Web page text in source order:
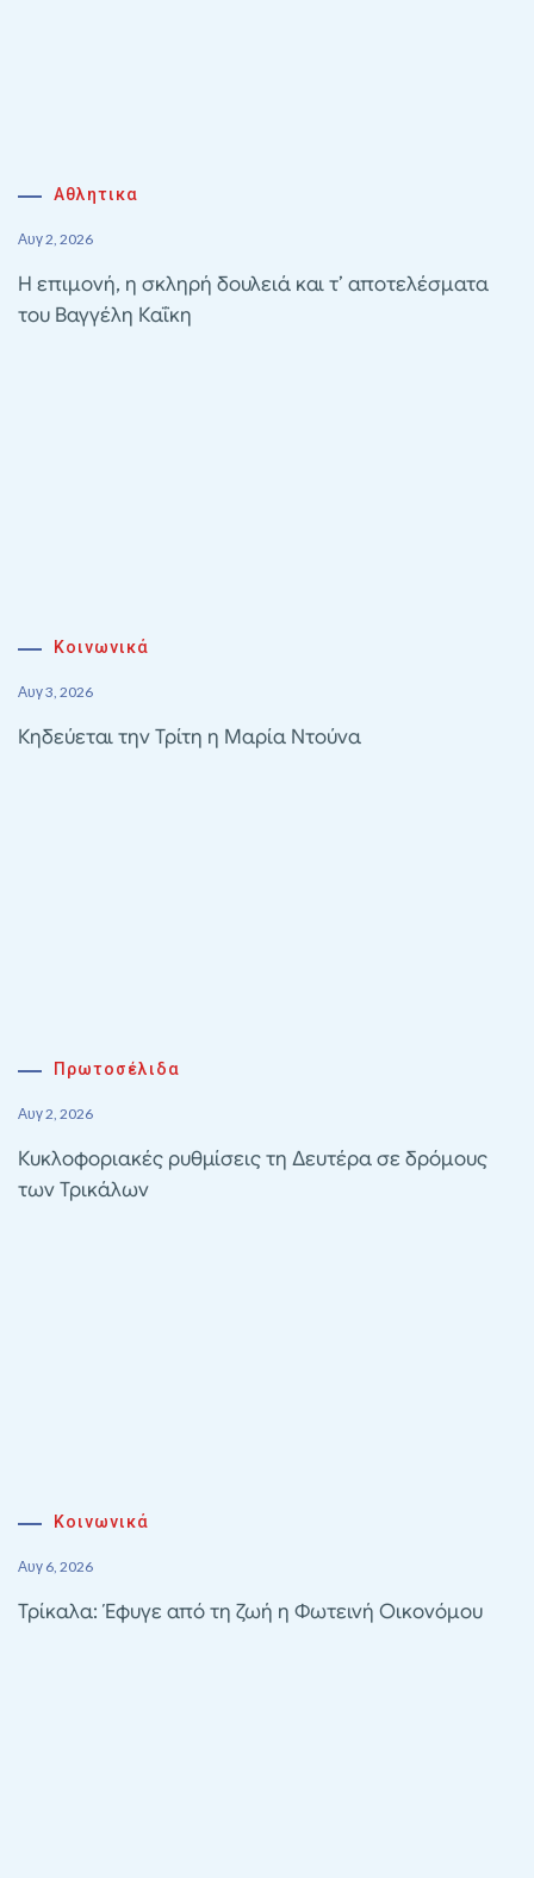
Αθλητικα
Αυγ 2, 2026
Η επιμονή, η σκληρή δουλειά και τ’ αποτελέσματα
του Βαγγέλη Καΐκη
Κοινωνικά
Αυγ 3, 2026
Κηδεύεται την Τρίτη η Μαρία Ντούνα
Πρωτοσέλιδα
Αυγ 2, 2026
Κυκλοφοριακές ρυθμίσεις τη Δευτέρα σε δρόμους
των Τρικάλων
Κοινωνικά
Αυγ 6, 2026
Τρίκαλα: Έφυγε από τη ζωή η Φωτεινή Οικονόμου